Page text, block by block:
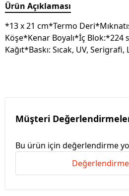
Ürün Açıklaması
*13 x 21 cm*Termo
Köşe*Kenar Boyalı*İç Blok:*224
Kağıt*Baskı: Sıcak, UV, Serigrafi,
Müşteri
Bu ürün için değerlendirme
Değerlendirme